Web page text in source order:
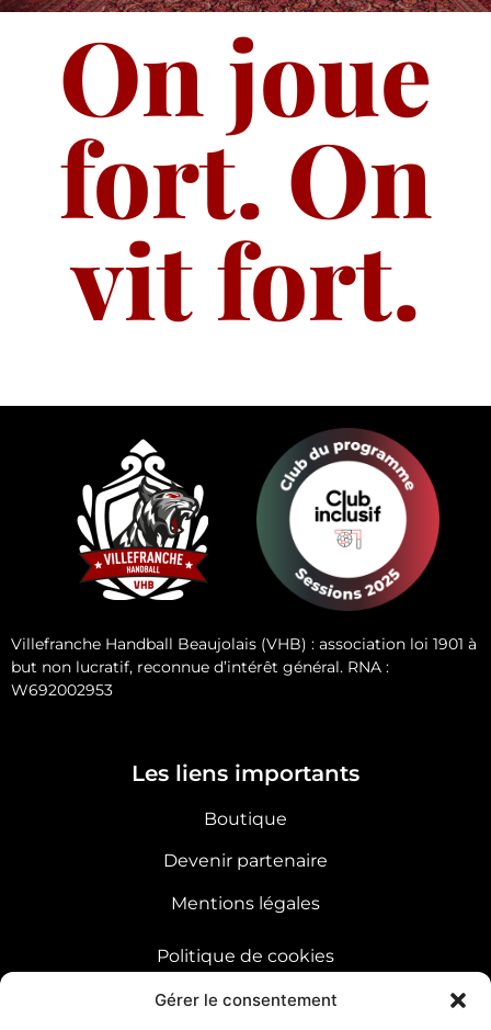
Gérer le consentement
On joue
fort. On
vit fort.​
Villefranche Handball Beaujolais (VHB) : association loi 1901 à
but non lucratif, reconnue d’intérêt général. RNA :
W692002953
Les liens importants
Boutique
Devenir partenaire
Mentions légales
Politique de cookies
Sitemap